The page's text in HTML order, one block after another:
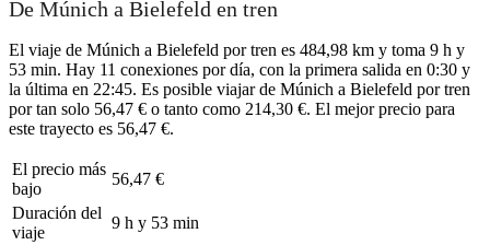
De Múnich a Bielefeld en tren
El viaje de Múnich a Bielefeld por tren es 484,98 km y toma 9 h y
53 min. Hay 11 conexiones por día, con la primera salida en 0:30 y
la última en 22:45. Es posible viajar de Múnich a Bielefeld por tren
por tan solo 56,47 € o tanto como 214,30 €. El mejor precio para
este trayecto es 56,47 €.
El precio más
bajo
56,47 €
Duración del
viaje
9 h y 53 min